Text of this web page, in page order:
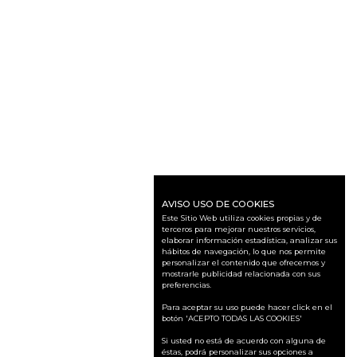
AVISO USO DE COOKIES
Este Sitio Web utiliza cookies propias y de
terceros para mejorar nuestros servicios,
elaborar información estadística, analizar sus
hábitos de navegación, lo que nos permite
personalizar el contenido que ofrecemos y
mostrarle publicidad relacionada con sus
preferencias.
Para aceptar su uso puede hacer click en el
botón 'ACEPTO TODAS LAS COOKIES'
Si usted no está de acuerdo con alguna de
éstas, podrá personalizar sus opciones a